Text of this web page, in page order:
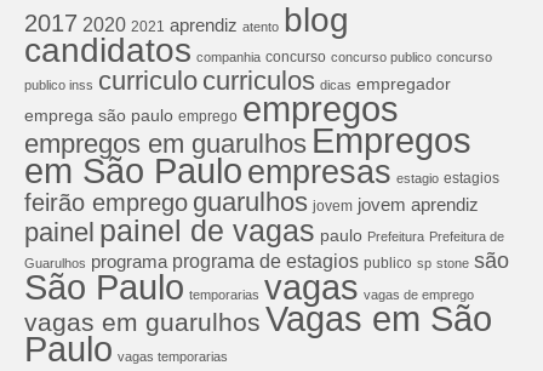
2017 2020 2021 aprendiz atento blog
candidatos companhia concurso concurso publico concurso
publico inss curriculo curriculos dicas empregador
emprega são paulo emprego empregos
empregos em guarulhos Empregos
em São Pauloempresas estagio estagios
feirão emprego guarulhos jovem jovem aprendiz
painel painel de vagas paulo Prefeitura Prefeitura de
Guarulhos programa programa de estagios publico sp stone são
São Paulo temporarias vagas vagas de emprego
vagas em guarulhos Vagas em São
Paulo vagas temporarias